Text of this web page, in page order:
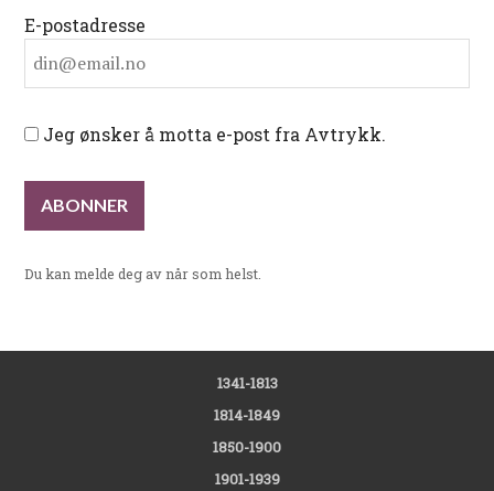
E-postadresse
Jeg ønsker å motta e-post fra Avtrykk.
Du kan melde deg av når som helst.
1341-1813
1814-1849
1850-1900
1901-1939